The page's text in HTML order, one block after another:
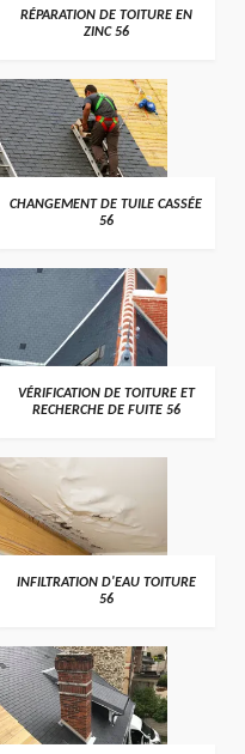
>
RÉPARATION DE TOITURE EN
ZINC 56
>
CHANGEMENT DE TUILE CASSÉE
56
>
VÉRIFICATION DE TOITURE ET
RECHERCHE DE FUITE 56
>
INFILTRATION D'EAU TOITURE
56